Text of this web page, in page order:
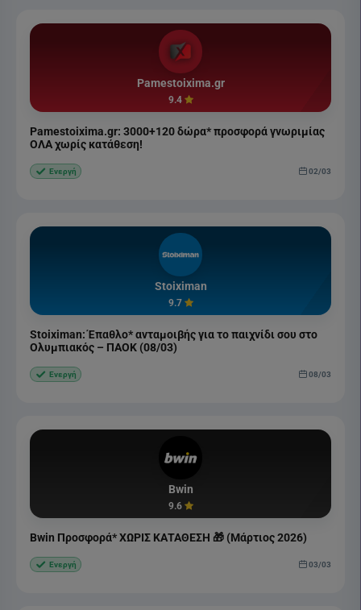
Pamestoixima.gr
9.4
Pamestoixima.gr: 3000+120 δώρα* προσφορά γνωριμίας
ΟΛΑ χωρίς κατάθεση!
Ενεργή 02/03
Stoiximan
9.7
Stoiximan: Έπαθλο* ανταμοιβής για το παιχνίδι σου στο
Ολυμπιακός – ΠΑΟΚ (08/03)
Ενεργή 08/03
Bwin
9.6
Bwin Προσφορά* ΧΩΡΙΣ ΚΑΤΑΘΕΣΗ 🎁 (Μάρτιος 2026)
Ενεργή 03/03